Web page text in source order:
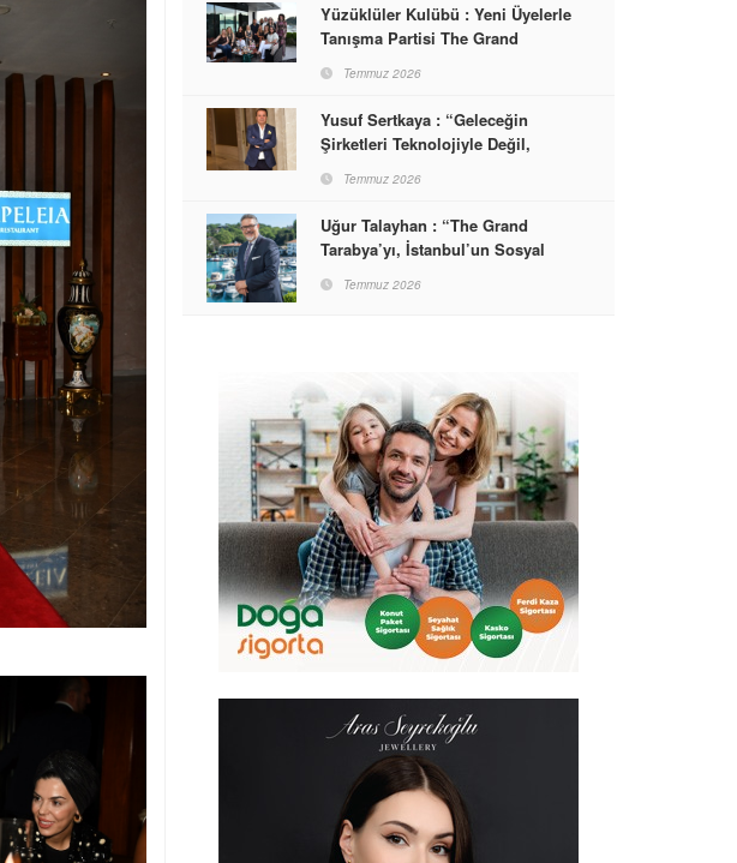
Yüzüklüler Kulübü : Yeni Üyelerle
Tanışma Partisi The Grand
Temmuz 2026
Yusuf Sertkaya : “Geleceğin
Şirketleri Teknolojiyle Değil,
Temmuz 2026
Uğur Talayhan : “The Grand
Tarabya’yı, İstanbul’un Sosyal
Destinasyon Haline Getirmeyi
Temmuz 2026